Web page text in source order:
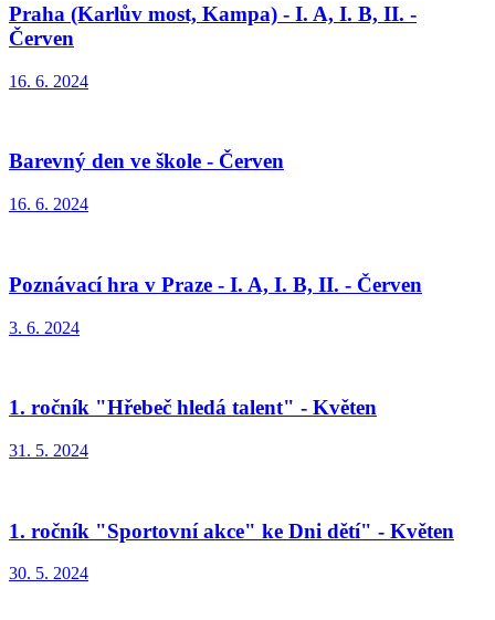
Praha (Karlův most, Kampa) - I. A, I. B, II. -
Červen
16. 6. 2024
Barevný den ve škole - Červen
16. 6. 2024
Poznávací hra v Praze - I. A, I. B, II. - Červen
3. 6. 2024
1. ročník "Hřebeč hledá talent" - Květen
31. 5. 2024
1. ročník "Sportovní akce" ke Dni dětí" - Květen
30. 5. 2024